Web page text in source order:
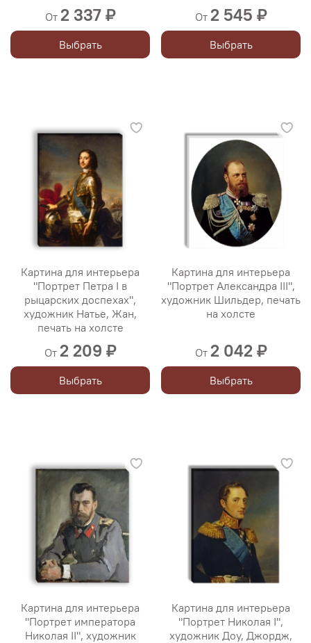
От 2 337 ₽
Выбрать
От 2 545 ₽
Выбрать
Картина для интерьера
"Портрет Петра I в
рыцарских доспехах",
художник Натье, Жан,
печать на холсте
От 2 209 ₽
Выбрать
Картина для интерьера
"Портрет Александра III",
художник Шильдер, печать
на холсте
От 2 042 ₽
Выбрать
Картина для интерьера
"Портрет императора
Николая II", художник
Картина для интерьера
"Портрет Николая I",
художник Доу, Джордж,